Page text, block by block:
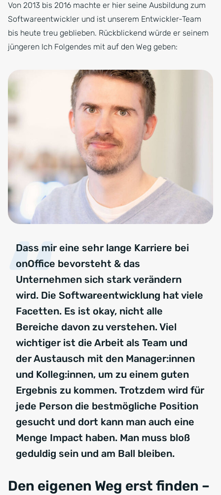
Von 2013 bis 2016 machte er hier seine Ausbildung zum
Softwareentwickler und ist unserem Entwickler-Team
bis heute treu geblieben. Rückblickend würde er seinem
jüngeren Ich Folgendes mit auf den Weg geben:
Dass mir eine sehr lange Karriere bei
onOffice bevorsteht & das
Unternehmen sich stark verändern
wird. Die Softwareentwicklung hat viele
Facetten. Es ist okay, nicht alle
Bereiche davon zu verstehen. Viel
wichtiger ist die Arbeit als Team und
der Austausch mit den Manager:innen
und Kolleg:innen, um zu einem guten
Ergebnis zu kommen. Trotzdem wird für
jede Person die bestmögliche Position
gesucht und dort kann man auch eine
Menge Impact haben. Man muss bloß
geduldig sein und am Ball bleiben.
Den eigenen Weg erst finden –